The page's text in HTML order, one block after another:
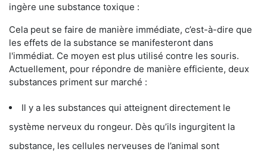
ingère une substance toxique :
Cela peut se faire de manière immédiate, c’est-à-dire que
les effets de la substance se manifesteront dans
l'immédiat. Ce moyen est plus utilisé contre les souris.
Actuellement, pour répondre de manière efficiente, deux
substances priment sur marché :
Il y a les substances qui atteignent directement le
système nerveux du rongeur. Dès qu’ils ingurgitent la
substance, les cellules nerveuses de l’animal sont